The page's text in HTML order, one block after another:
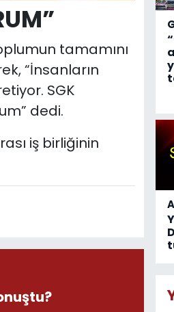
tamamını
“İnsanların
SGK
dedi.
iş birliğinin